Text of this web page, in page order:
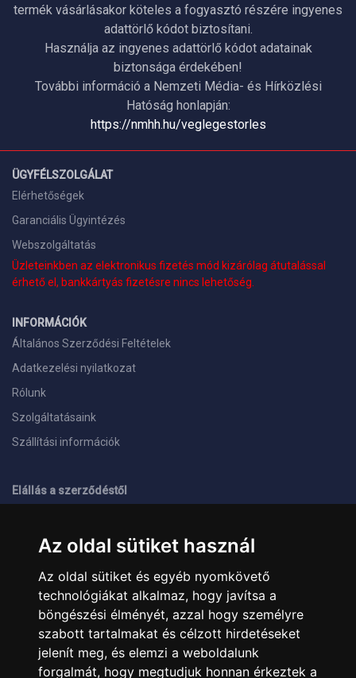
Az oldal sütiket használ
Az oldal sütiket és egyéb nyomkövető
technológiákat alkalmaz, hogy javítsa a
böngészési élményét, azzal hogy személyre
szabott tartalmakat és célzott hirdetéseket
jelenít meg, és elemzi a weboldalunk
forgalmát, hogy megtudjuk honnan érkeztek a
termék vásárlásakor köteles a fogyasztó részére ingyenes
adattörlő kódot biztosítani.
Használja az ingyenes adattörlő kódot adatainak
biztonsága érdekében!
További információ a Nemzeti Média- és Hírközlési
Hatóság honlapján:
https://nmhh.hu/veglegestorles
ÜGYFÉLSZOLGÁLAT
Elérhetőségek
Garanciális Ügyintézés
Webszolgáltatás
Üzleteinkben az elektronikus fizetés mód kizárólag átutalással
érhető el, bankkártyás fizetésre nincs lehetőség.
INFORMÁCIÓK
Általános Szerződési Feltételek
Adatkezelési nyilatkozat
Rólunk
Szolgáltatásaink
Szállítási információk
Elállás a szerződéstől
+36 1 445 4161
info@landcomputer.hu
1148 Budapest, Nagy Lajos király útja 24.
Nyitvatartás és kapcsolat
PARTNEREINK